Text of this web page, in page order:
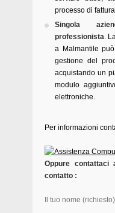
processo di
Singola
professionista.
a Malmantile
gestione del
acquistando un
modulo
elettroniche.
Per informazioni
Oppure
contatto :
Il tuo nome (richiesto)